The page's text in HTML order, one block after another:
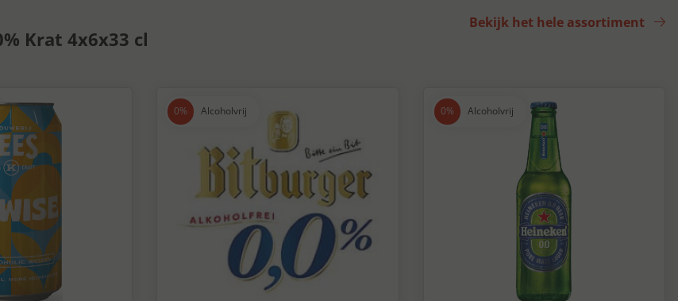
Krat 4x6x33 cl
Bekijk het hele assortiment
Alcoholvrij Alcoholvrij